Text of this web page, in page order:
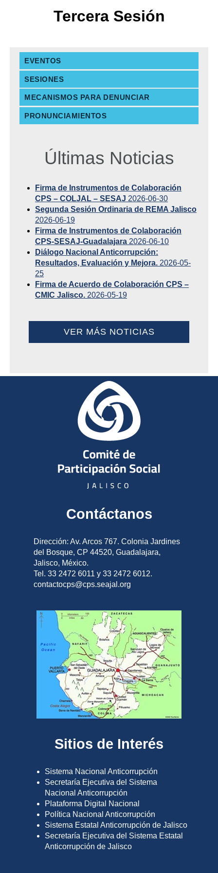
Tercera Sesión
EVENTOS
SESIONES
MECANISMOS PARA DENUNCIAR
PRONUNCIAMIENTOS
Últimas Noticias
Firma de Instrumentos de Colaboración
CPS – COLJAL – SESAJ 2026-06-30
Segunda Sesión Ordinaria de REMA Jalisco
2026-06-19
Firma de Instrumentos de Colaboración
CPS-SESAJ-Guadalajara 2026-06-10
Diálogo Nacional Anticorrupción:
Resultados, Evaluación y Mejora. 2026-05-
25
Firma de Acuerdo de Colaboración CPS –
CMIC Jalisco. 2026-05-19
VER MÁS NOTICIAS
Contáctanos
Dirección: Av. Arcos 767. Colonia Jardines
del Bosque, CP 44520, Guadalajara,
Jalisco, México.
Tel. 33 2472 6011 y 33 2472 6012.
contactocps@cps.seajal.org
Sitios de Interés
Sistema Nacional Anticorrupción
Secretaría Ejecutiva del Sistema
Nacional Anticorrupción
Plataforma Digital Nacional
Política Nacional Anticorrupción
Sistema Estatal Anticorrupción de Jalisco
Secretaría Ejecutiva del Sistema Estatal
Anticorrupción de Jalisco